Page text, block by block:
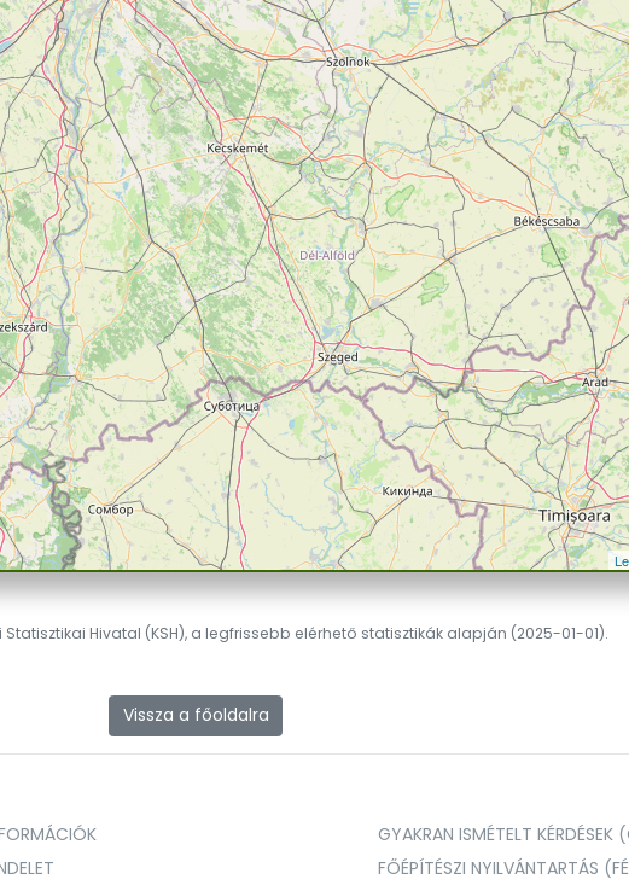
Hivatal (KSH), a legfrissebb elérhető statisztikák alapján (2025-01-01).
Vissza a főoldalra
GYAKRAN ISMÉTELT KÉRDÉSEK
FŐÉPÍTÉSZI NYILVÁNTARTÁS